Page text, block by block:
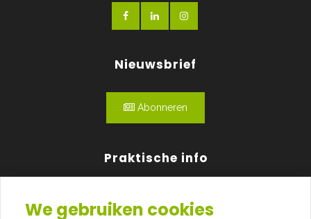
Nieuwsbrief
Abonneren
Praktische info
We gebruiken cookies